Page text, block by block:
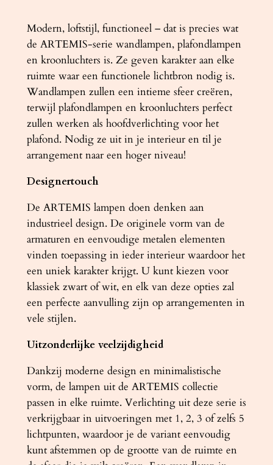
A
R
T
E
M
I
S
3
z
a
t
a
a
n
t
a
l
Modern, loftstijl, functioneel – dat is precies wat
de ARTEMIS-serie wandlampen, plafondlampen
en kroonluchters is. Ze geven karakter aan elke
ruimte waar een functionele lichtbron nodig is.
Wandlampen zullen een intieme sfeer creëren,
terwijl plafondlampen en kroonluchters perfect
zullen werken als hoofdverlichting voor het
plafond. Nodig ze uit in je interieur en til je
arrangement naar een hoger niveau!
Designertouch
De ARTEMIS lampen doen denken aan
industrieel design. De originele vorm van de
armaturen en eenvoudige metalen elementen
vinden toepassing in ieder interieur waardoor het
een uniek karakter krijgt. U kunt kiezen voor
klassiek zwart of wit, en elk van deze opties zal
een perfecte aanvulling zijn op arrangementen in
vele stijlen.
Uitzonderlijke veelzijdigheid
Dankzij moderne design en minimalistische
vorm, de lampen uit de ARTEMIS collectie
passen in elke ruimte. Verlichting uit deze serie is
verkrijgbaar in uitvoeringen met 1, 2, 3 of zelfs 5
lichtpunten, waardoor je de variant eenvoudig
kunt afstemmen op de grootte van de ruimte en